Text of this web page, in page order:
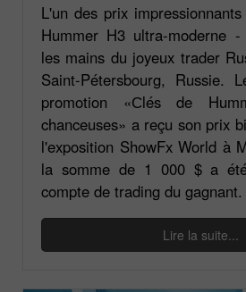
L'un des prix
Hummer H3 ultra-moderne
les mains du joyeux trader
Saint-Pétersbourg, Russie.
promotion «Сlés de
chanceuses» a reçu son prix
l'exposition ShowFx World à
la somme de 1 000 $ a
compte de trading du gagnant.
Lire la suite...